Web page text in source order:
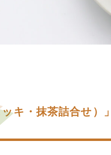
ッキ・抹茶詰合せ